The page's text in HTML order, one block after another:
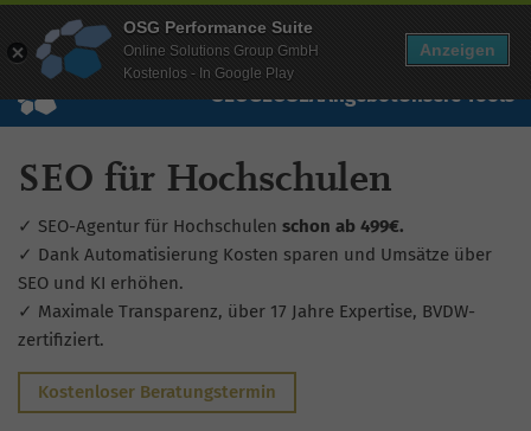
Wissen Free Checks Über uns Free Account
SEOGEOSEAAngebotUnsere Tools
SEO für Hochschulen
✓ SEO-Agentur für Hochschulen schon ab 499€.
✓ Dank Automatisierung Kosten sparen und Umsätze über
SEO und KI erhöhen.
✓ Maximale Transparenz, über 17 Jahre Expertise, BVDW-
zertifiziert.
Kostenloser Beratungstermin
OSG Performance Suite
Online Solutions Group GmbH
Kostenlos - In Google Play
Anzeigen